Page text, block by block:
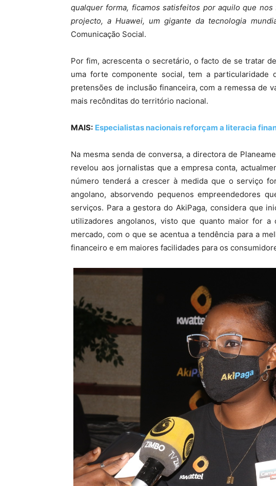
qualquer forma, ficamos satisfeitos por aquilo que
projecto, a Huawei, um gigante da tecnologia
Comunicação Social.
Por fim, acrescenta o secretário, o facto de se tratar
uma forte componente social, tem a particularidade
pretensões de inclusão financeira, com a remessa de
mais recônditas do território nacional.
MAIS: Especialistas nacionais reforçam a literacia
Na mesma senda de conversa, a directora de
revelou aos jornalistas que a empresa conta,
número tenderá a crescer à medida que o serviço
angolano, absorvendo pequenos empreendedores
serviços. Para a gestora do AkiPaga, considera que
utilizadores angolanos, visto que quanto maior for a
mercado, com o que se acentua a tendência para a
financeiro e em maiores facilidades para os